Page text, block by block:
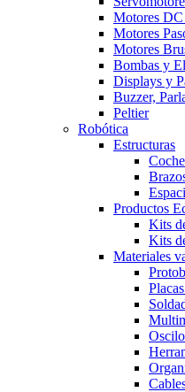
Motores
Motores
Motores
Bombas y
Displays y
Buzzer,
Peltier
Robótica
Estructuras
Productos
Kits
Kits
Materiales